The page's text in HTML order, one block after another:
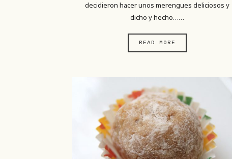
decidieron hacer unos merengues deliciosos y
dicho y hecho……
READ MORE